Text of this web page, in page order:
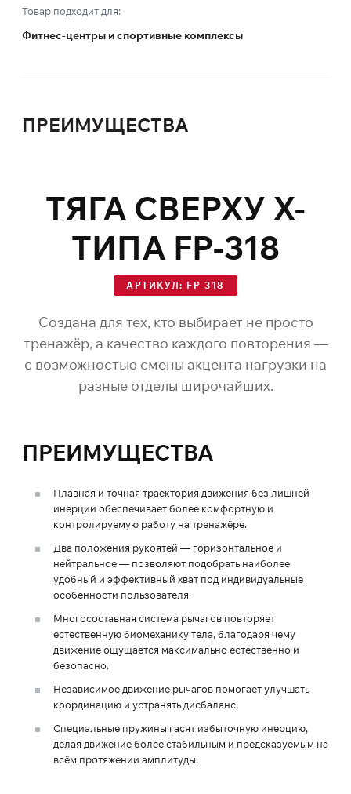
Товар подходит для:
Фитнес-центры и спортивные комплексы
ПРЕИМУЩЕСТВА
ТЯГА СВЕРХУ X-
ТИПА FP-318
АРТИКУЛ: FP-318
Создана для тех, кто выбирает не просто
тренажёр, а качество каждого повторения —
с возможностью смены акцента нагрузки на
разные отделы широчайших.
ПРЕИМУЩЕСТВА
Плавная и точная траектория движения без лишней
инерции обеспечивает более комфортную и
контролируемую работу на тренажёре.
Два положения рукоятей — горизонтальное и
нейтральное — позволяют подобрать наиболее
удобный и эффективный хват под индивидуальные
особенности пользователя.
Многосоставная система рычагов повторяет
естественную биомеханику тела, благодаря чему
движение ощущается максимально естественно и
безопасно.
Независимое движение рычагов помогает улучшать
координацию и устранять дисбаланс.
Специальные пружины гасят избыточную инерцию,
делая движение более стабильным и предсказуемым на
всём протяжении амплитуды.